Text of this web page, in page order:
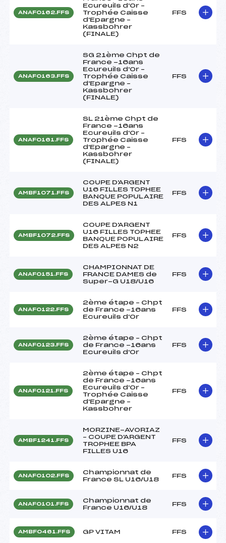
ANAF0162.FFS
Ecureuils d'Or –
Trophée Caisse
d'Epargne –
Kassbohrer
(FINALE)
FFS
ANAF0163.FFS
SG 21ème Chpt de
France -16ans
Ecureuils d'Or –
Trophée Caisse
d'Epargne –
Kassbohrer
(FINALE)
FFS
ANAF0161.FFS
SL 21ème Chpt de
France -16ans
Ecureuils d'Or –
Trophée Caisse
d'Epargne –
Kassbohrer
(FINALE)
FFS
AMBF1071.FFS
COUPE D'ARGENT
U16 FILLES TOPHEE
BANQUE POPULAIRE
DES ALPES N1
FFS
AMBF1072.FFS
COUPE D'ARGENT
U16 FILLES TOPHEE
BANQUE POPULAIRE
DES ALPES N2
FFS
ANAF0151.FFS
CHAMPIONNAT DE
FRANCE DAMES de
Super-G U18/U16
FFS
ANAF0122.FFS
2ème étape – Chpt
de France -16ans
Ecureuils d'Or
FFS
ANAF0123.FFS
2ème étape – Chpt
de France -16ans
Ecureuils d'Or
FFS
ANAF0121.FFS
2ème étape – Chpt
de France -16ans
Ecureuils d'Or –
Trophée Caisse
d'Epargne –
Kassbohrer
FFS
AMBF1241.FFS
MORZINE-AVORIAZ
– COUPE D'ARGENT
TROPHEE BPA
FILLES U16
FFS
ANAF0102.FFS
Championnat de
France SL U16/U18
FFS
ANAF0101.FFS
Championnat de
France U16/U18
FFS
AMBF0461.FFS GP VITAM FFS